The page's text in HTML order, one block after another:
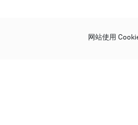
网站使用